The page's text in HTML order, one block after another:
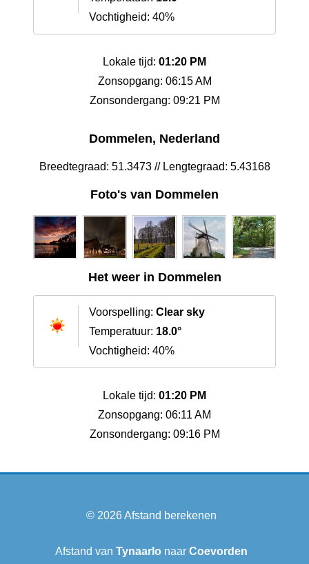
Vochtigheid: 40%
Lokale tijd: 01:20 PM
Zonsopgang: 06:15 AM
Zonsondergang: 09:21 PM
Dommelen, Nederland
Breedtegraad: 51.3473 // Lengtegraad: 5.43168
Foto's van Dommelen
Het weer in Dommelen
Voorspelling: Clear sky
Temperatuur: 18.0°
Vochtigheid: 40%
Lokale tijd: 01:20 PM
Zonsopgang: 06:11 AM
Zonsondergang: 09:16 PM
© 2026Afstand berekenen
Afstand van Tynaarlo naar Coevorden